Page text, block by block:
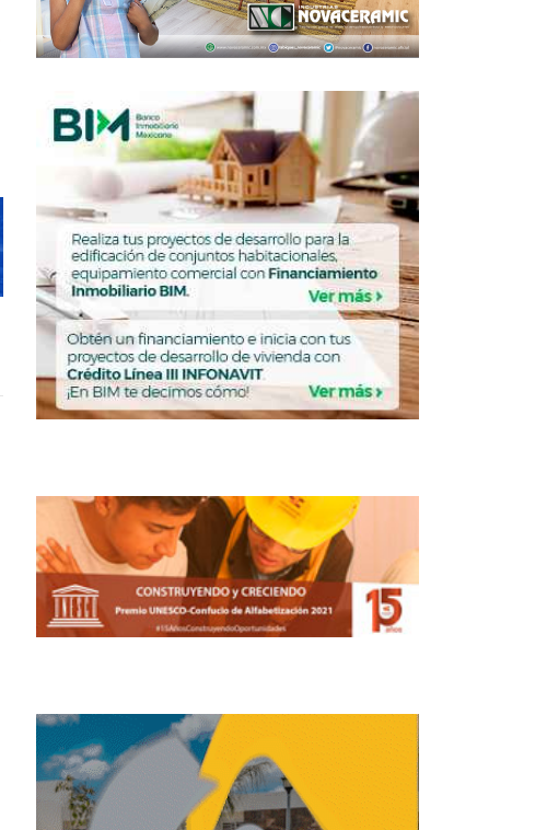
Be Grand imprime su marca premium en
Park Bosques
certeza y agilización
para destrabar inversión
REBECA ROMERO
MAYO 14, 2026
Plusvalía hacia Avenida
Huayacán en 2026
REDACCIÓN CENTRO URBANO
FEBRERO 18, 2026